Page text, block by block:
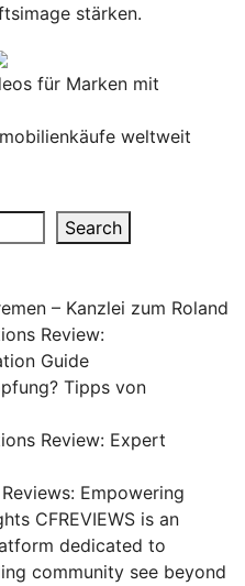
stärken.
für Marken mit
weltweit
Search
– Kanzlei zum Roland
Review:
Guide
Tipps von
Review: Expert
Empowering
CFREVIEWS is an
dedicated to
community see beyond